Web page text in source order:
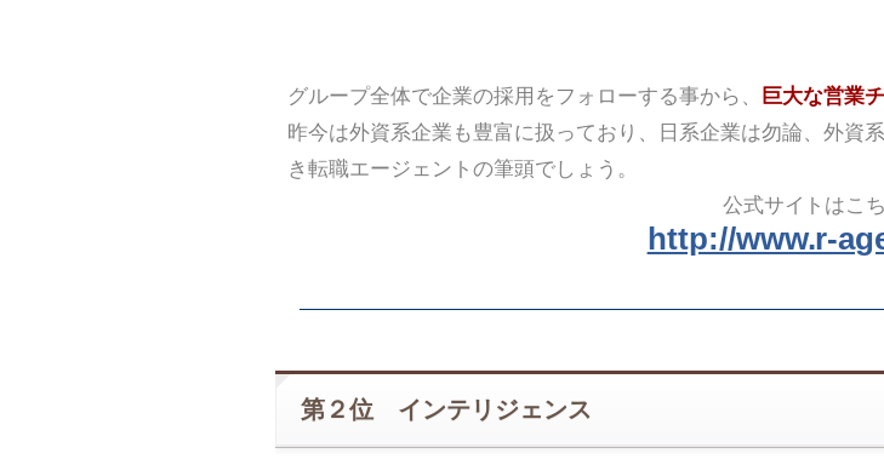
グループ全体で企業の採用をフォローする事から、 巨大な営業
昨今は外資系企業も豊富に扱っており、日系企業は勿論、外資
き転職エージェントの筆頭でしょう。
公式サイトはこ
http://www.r-
第２位 インテリジェンス